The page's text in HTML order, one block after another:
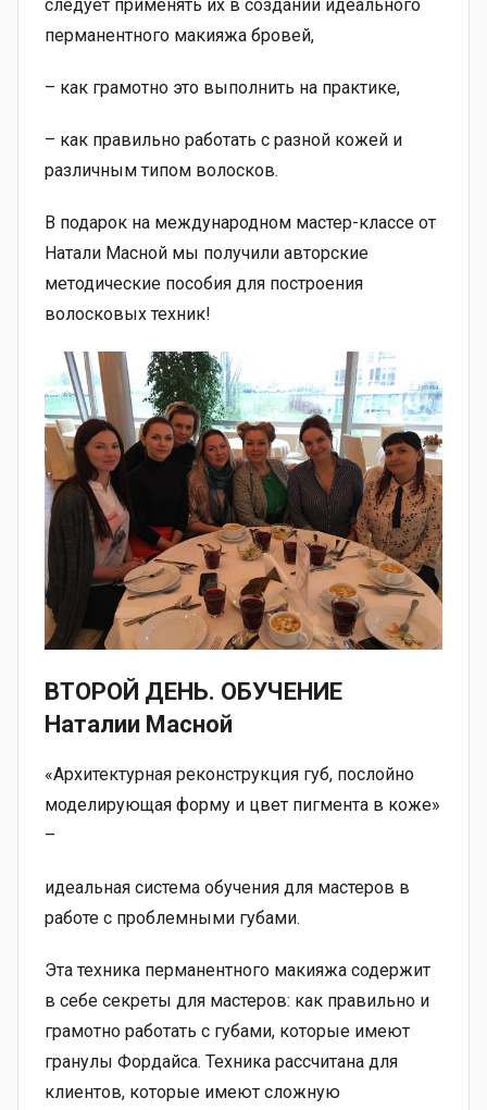
следует применять их в создании идеального
перманентного макияжа бровей,
– как грамотно это выполнить на практике,
– как правильно работать с разной кожей и
различным типом волосков.
В подарок на международном мастер-классе от
Натали Масной мы получили авторские
методические пособия для построения
волосковых техник!
ВТОРОЙ ДЕНЬ. ОБУЧЕНИЕ
Наталии Масной
«Архитектурная реконструкция губ, послойно
моделирующая форму и цвет пигмента в коже»
–
идеальная система обучения для мастеров в
работе с проблемными губами.
Эта техника перманентного макияжа содержит
в себе секреты для мастеров: как правильно и
грамотно работать с губами, которые имеют
гранулы Фордайса. Техника рассчитана для
клиентов, которые имеют сложную